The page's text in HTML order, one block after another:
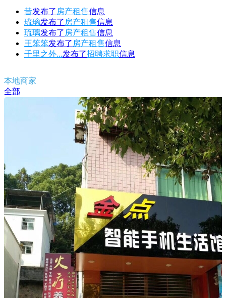
昔发布了 房产租售信息
琉璃发布了 房产租售信息
琉璃发布了 房产租售信息
王笨笨发布了 房产租售信息
千里之外...发布了招聘求职信息
本地商家
全部